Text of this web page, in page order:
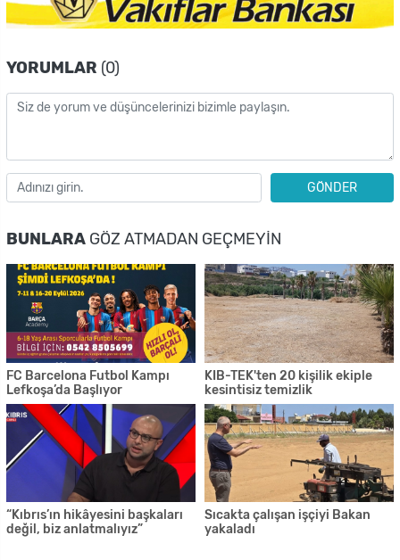
YORUMLAR (0)
GÖNDER
BUNLARA GÖZ ATMADAN GEÇMEYIN
FC Barcelona Futbol Kampı
Lefkoşa’da Başlıyor
KIB-TEK'ten 20 kişilik ekiple
kesintisiz temizlik
“Kıbrıs’ın hikâyesini başkaları
değil, biz anlatmalıyız”
Sıcakta çalışan işçiyi Bakan
yakaladı